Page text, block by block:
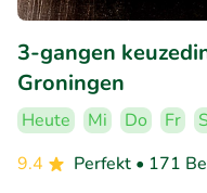
3-gangen
Groningen
Heute Mi Do Fr
9.4
Perfekt • 171